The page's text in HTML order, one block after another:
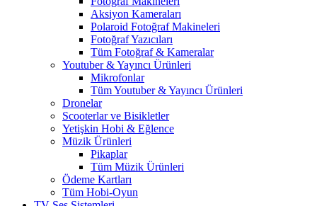
Aksiyon Kameraları
Polaroid Fotoğraf Makineleri
Fotoğraf Yazıcıları
Tüm Fotoğraf & Kameralar
Youtuber & Yayıncı Ürünleri
Mikrofonlar
Tüm Youtuber & Yayıncı Ürünleri
Dronelar
Scooterlar ve Bisikletler
Yetişkin Hobi & Eğlence
Müzik Ürünleri
Pikaplar
Tüm Müzik Ürünleri
Ödeme Kartları
Tüm Hobi-Oyun